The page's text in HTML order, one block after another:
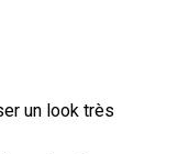
un look très